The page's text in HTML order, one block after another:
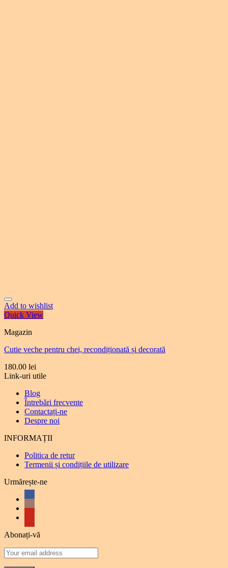
Add to wishlist
Quick View
Magazin
Cutie veche pentru chei, recondiționată și decorată
180.00 lei
Link-uri utile
Blog
Întrebări frecvente
Contactați-ne
Despre noi
INFORMAȚII
Politica de retur
Termenii și condițiile de utilizare
Urmărește-ne
Abonați-vă